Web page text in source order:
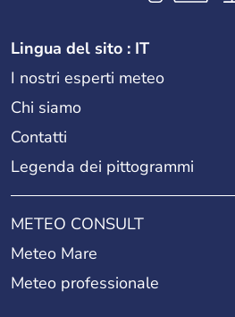
Lingua del sito : IT
I nostri esperti meteo
Chi siamo
Contatti
Legenda dei pittogrammi
METEO CONSULT
Meteo Mare
Meteo professionale